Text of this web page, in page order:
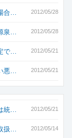
2012/05/28
合…
2012/05/28
泉…
2012/05/21
で…
2012/05/21
悪…
2012/05/21
統…
2012/05/14
扱…